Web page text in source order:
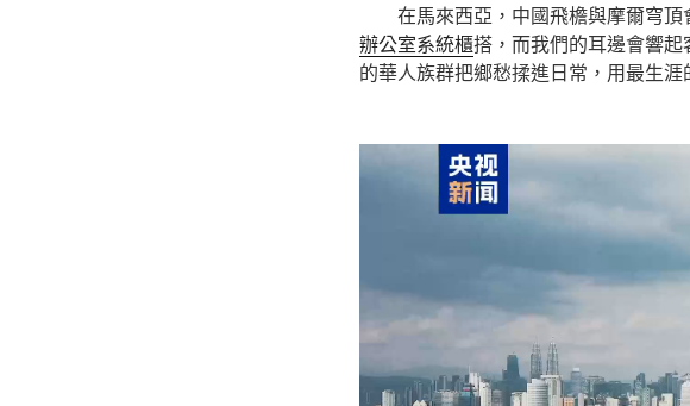
在馬來西亞，中國飛檐與摩爾穹
辦公室系統櫃搭，而我們的耳邊會響
的華人族群把鄉愁揉進日常，用最生